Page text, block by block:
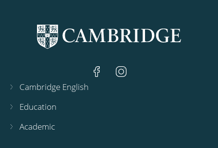
Cambridge English
Education
Academic